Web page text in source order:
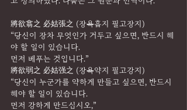
將欲翕之 必姑張之 (장욕흡지 필고장지)
“당신이 장차 무엇인가 거두고 싶으면, 반드시 해
야 할 일이 있습니다.
먼저 베푸는 것입니다.”
將欲弱之 必姑强之 (장욕약지 필고강지)
“당신이 누군가를 약하게 만들고 싶으면, 반드시
해야 할 일이 있습니다.
먼저 강하게 만드십시오,”